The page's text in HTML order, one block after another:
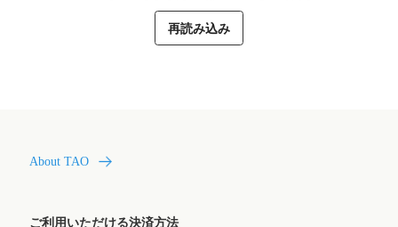
再読み込み
About TAO
ご利用いただける決済方法